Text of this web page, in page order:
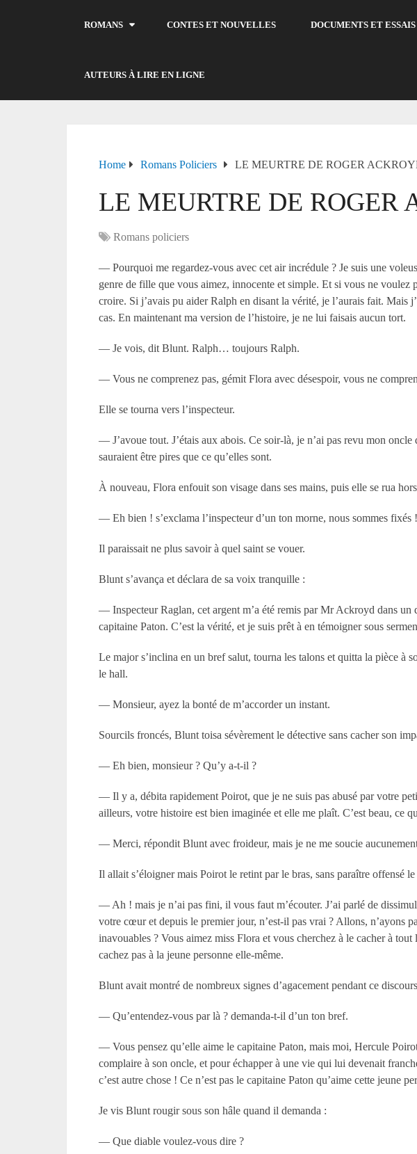
ROMANS CONTES ET NOUVELLES DOCUMENTS ET ESSAIS
AUTEURS À LIRE EN LIGNE
Home Romans Policiers LE MEURTRE DE ROGER
LE MEURTRE DE ROGER
Romans policiers
— Pourquoi me regardez-vous avec cet air incrédule ? Je suis une
genre de fille que vous aimez, innocente et simple. Et si vous ne
croire. Si j’avais pu aider Ralph en disant la vérité, je l’aurais fait. Mais
cas. En maintenant ma version de l’histoire, je ne lui faisais aucun tort.
— Je vois, dit Blunt. Ralph… toujours Ralph.
— Vous ne comprenez pas, gémit Flora avec désespoir, vous ne
Elle se tourna vers l’inspecteur.
— J’avoue tout. J’étais aux abois. Ce soir-là, je n’ai pas revu mon
sauraient être pires que ce qu’elles sont.
À nouveau, Flora enfouit son visage dans ses mains, puis elle se rua
— Eh bien ! s’exclama l’inspecteur d’un ton morne, nous sommes fixés !
Il paraissait ne plus savoir à quel saint se vouer.
Blunt s’avança et déclara de sa voix tranquille :
— Inspecteur Raglan, cet argent m’a été remis par Mr Ackroyd dans un
capitaine Paton. C’est la vérité, et je suis prêt à en témoigner sous
Le major s’inclina en un bref salut, tourna les talons et quitta la pièce à
le hall.
— Monsieur, ayez la bonté de m’accorder un instant.
Sourcils froncés, Blunt toisa sévèrement le détective sans cacher son
— Eh bien, monsieur ? Qu’y a-t-il ?
— Il y a, débita rapidement Poirot, que je ne suis pas abusé par votre
ailleurs, votre histoire est bien imaginée et elle me plaît. C’est beau, ce
— Merci, répondit Blunt avec froideur, mais je ne me soucie
Il allait s’éloigner mais Poirot le retint par le bras, sans paraître offensé
— Ah ! mais je n’ai pas fini, il vous faut m’écouter. J’ai parlé de
votre cœur et depuis le premier jour, n’est-il pas vrai ? Allons, n’ayons
inavouables ? Vous aimez miss Flora et vous cherchez à le cacher à
cachez pas à la jeune personne elle-même.
Blunt avait montré de nombreux signes d’agacement pendant ce
— Qu’entendez-vous par là ? demanda-t-il d’un ton bref.
— Vous pensez qu’elle aime le capitaine Paton, mais moi, Hercule
complaire à son oncle, et pour échapper à une vie qui lui devenait
c’est autre chose ! Ce n’est pas le capitaine Paton qu’aime cette jeune
Je vis Blunt rougir sous son hâle quand il demanda :
— Que diable voulez-vous dire ?